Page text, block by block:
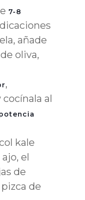
7-8
añade
oliva,
,
al
kale
el
de
de